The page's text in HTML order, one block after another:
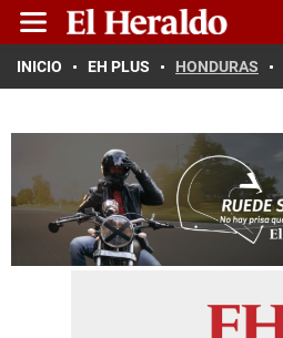
INICIO EH PLUS HONDURAS